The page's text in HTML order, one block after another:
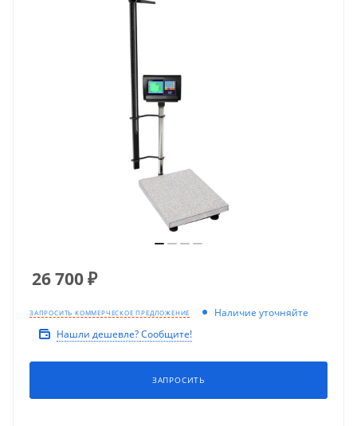
26 700₽
ЗАПРОСИТЬ КОММЕРЧЕСКОЕ ПРЕДЛОЖЕНИЕ
Наличие уточняйте
Нашли дешевле? Сообщите!
ЗАПРОСИТЬ